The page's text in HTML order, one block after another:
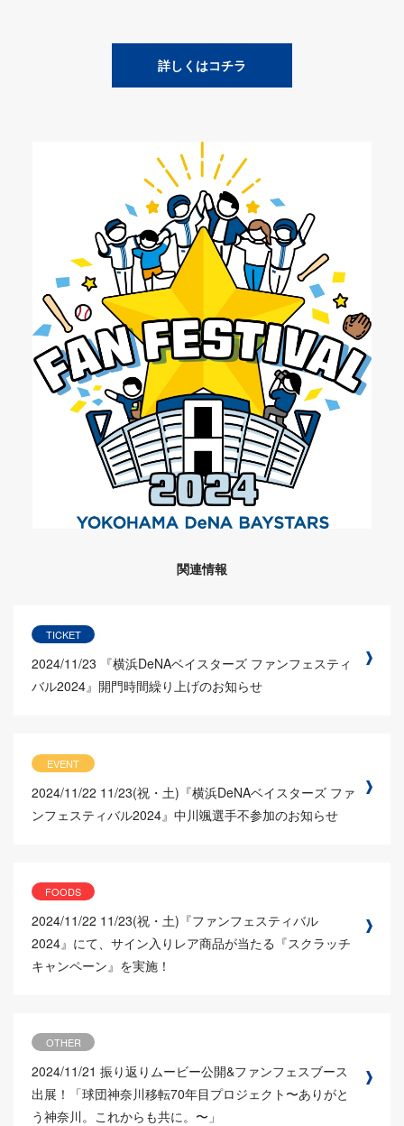
詳しくはコチラ
関連情報
TICKET
2024/11/23
『横浜DeNAベイスターズ ファンフェスティ
バル2024』開門時間繰り上げのお知らせ
EVENT
2024/11/22 11/23(祝・土)『横浜DeNAベイスターズ ファ
ンフェスティバル2024』中川颯選手不参加のお知らせ
FOODS
2024/11/22 11/23(祝・土)『ファンフェスティバル
2024』にて、サイン入りレア商品が当たる『スクラッチ
キャンペーン』を実施！
OTHER
2024/11/21 振り返りムービー公開&ファンフェスブース
出展！「球団神奈川移転70年目プロジェクト〜ありがと
う神奈川。これからも共に。〜」